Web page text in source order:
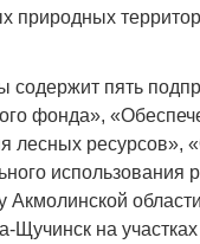
природных
содержит пять
фонда»,
лесных ресурсов»,
Щучинск на